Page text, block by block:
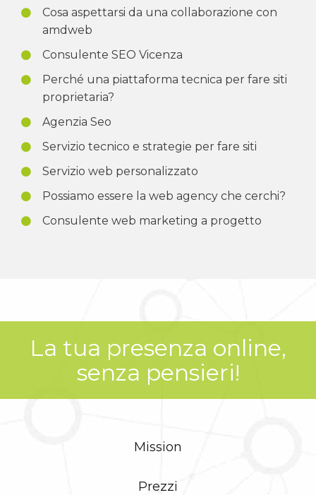
Cosa aspettarsi da una collaborazione con
amdweb
Consulente SEO Vicenza
Perché una piattaforma tecnica per fare siti
proprietaria?
Agenzia Seo
Servizio tecnico e strategie per fare siti
Servizio web personalizzato
Possiamo essere la web agency che cerchi?
Consulente web marketing a progetto
La tua presenza online,
senza pensieri!
Mission
Prezzi